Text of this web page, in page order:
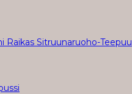
Raikas Sitruunaruoho-Teepuu